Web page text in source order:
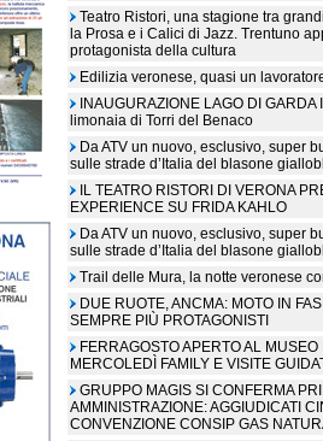
Teatro Ristori, una stagione tra
la Prosa e i Calici di Jazz. Trentuno
protagonista della cultura
Edilizia veronese, quasi un
INAUGURAZIONE LAGO DI
limonaia di Torri del Benaco
Da ATV un nuovo, esclusivo, super
sulle strade d’Italia del blasone
IL TEATRO RISTORI DI VERONA
EXPERIENCE SU FRIDA KAHLO
Da ATV un nuovo, esclusivo, super
sulle strade d’Italia del blasone
Trail delle Mura, la notte veronese
DUE RUOTE, ANCMA: MOTO IN
SEMPRE PIÙ PROTAGONISTI
FERRAGOSTO APERTO AL
MERCOLEDÌ FAMILY E VISITE
GRUPPO MAGIS SI CONFERMA
AMMINISTRAZIONE: AGGIUDICATI
CONVENZIONE CONSIP GAS